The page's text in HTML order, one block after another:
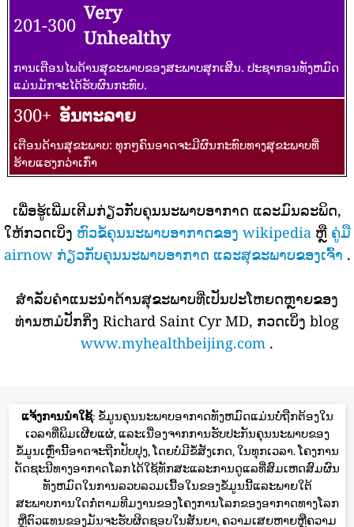
201-300
Very
Unhealthy
ການເຕືອນໄພດ້ານສຸຂະພາບຂອງສະພາບສຸກເສີນ. ປະຊາກອນທັງຫມົດ
ແມ່ນມັກຈະໄດ້ຮັບຜົນກະທົບ.
300+ ອັນຕະລາຍ
ເຕືອນດ້ານສຸຂະພາບ: ທຸກໆຄົນອາດຈະມີຜົນກະທົບທາງສຸຂະພາບທີ່
ຮ້າຍແຮງກວ່າເກົ່າ
ເພື່ອຮູ້ເພີ່ມເຕີມກ່ຽວກັບຄຸນນະພາບອາກາດ ແລະມົນລະພິດ,
ໃຫ້ກວດເບິ່ງ ຫົວຂໍ້ຄຸນນະພາບອາກາດຂອງ wikipediaຫຼື ຄູ່ມື
airnow ກ່ຽວກັບຄຸນນະພາບອາກາດ ແລະສຸຂະພາບຂອງເຈົ້າ .
ສໍາລັບຄໍາແນະນໍາດ້ານສຸຂະພາບທີ່ເປັນປະໂຫຍດຫຼາຍຂອງ
ທ່ານຫມໍປັກກິ່ງ Richard Saint Cyr MD, ກວດເບິ່ງ blog
www.myhealthbeijing.com .
ແຈ້ງການນໍາໃຊ້: ຂໍ້ມູນຄຸນນະພາບອາກາດທັງຫມົດແມ່ນບໍ່ຖືກຕ້ອງໃນ
ເວລາທີ່ພິມເຜີຍແຜ່, ແລະເນື່ອງຈາກການຮັບປະກັນຄຸນນະພາບຂອງ
ຂໍ້ມູນເຫຼົ່ານີ້ອາດຈະຖືກປັບປຸງ, ໂດຍບໍ່ມີຂໍ້ສັງເກດ, ໃນທຸກເວລາ. ໂຄງການ
ດັດຊະນີທາງອາກາດໂລກໄດ້ໃຊ້ທັກສະແລະການດູແລທີ່ສົມເຫດສົມຜົນ
ທັງຫມົດໃນການລວບລວມເນື້ອໃນຂອງຂໍ້ມູນນີ້ແລະພາຍໃຕ້
ສະພາບການໃດກໍ່ຕາມທີມງານຂອງໂຄງການໂລກຂອງອາກາດທາງໂລກ
ຫຼືຕົວແທນຂອງມັນຈະຮັບຜິດຊອບໃນສັນຍາ, ຄວາມເສຍຫາຍຫຼືຄວາມ